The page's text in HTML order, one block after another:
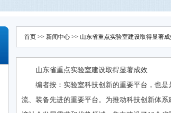
首页 >> 新闻中心 >> 山东省重点实验室建设取得显著
山东省重点实验室建设取得显著成效
编者按：实验室科技创新的重要平台，也
流、装备先进的重要平台。为推动科技创新体